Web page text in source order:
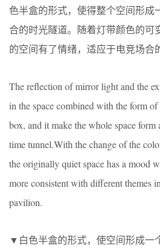
色半盒的形式，使得整个空间形成
合的时光隧道。随着灯带颜色的可
的空间有了情绪，适应于电竞场合
The reflection of mirror light and the
in the space combined with the form
box, and it make the whole space form
time tunnel.With the change of the
the originally quiet space has a mood
more consistent with different themes
pavilion.
▼白色半盒的形式，使空间形成一